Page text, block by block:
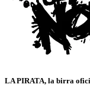
LA PIRATA, la birra